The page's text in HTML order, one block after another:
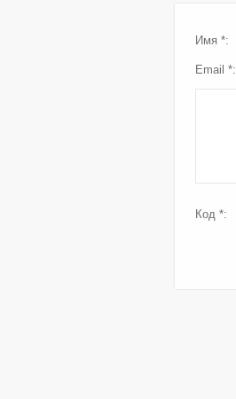
Имя *:
Email *:
Код *: